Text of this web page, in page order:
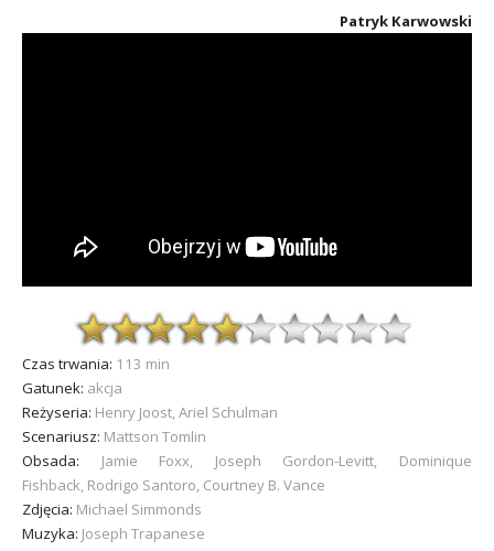
Patryk Karwowski
Czas trwania: 113 min
Gatunek: akcja
Reżyseria: Henry Joost, Ariel Schulman
Scenariusz: Mattson Tomlin
Obsada: Jamie Foxx, Joseph Gordon-Levitt, Dominique
Fishback, Rodrigo Santoro, Courtney B. Vance
Zdjęcia: Michael Simmonds
Muzyka: Joseph Trapanese